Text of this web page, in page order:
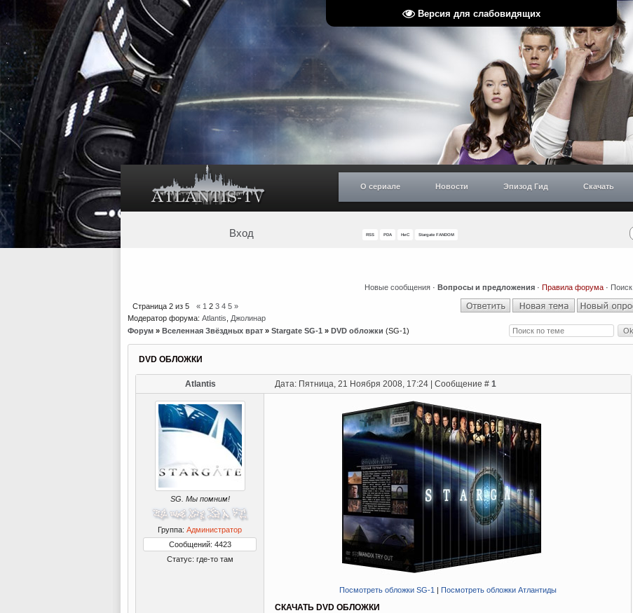
Версия для слабовидящих
О сериале Новости Эпизод Гид Скачать
Вход RSS PDA НиС Stargate FANDOM
Новые сообщения · Вопросы и предложения · Правила форума · Поиск
Страница 2 из 5 « 1 2 3 4 5 »
Модератор форума: Atlantis
Джолинар
Форум » Вселенная Звёздных врат » Stargate SG-1 » DVD обложки (SG-1)
DVD ОБЛОЖКИ
Atlantis Дата: Пятница, 21 Ноября 2008, 17:24 | Сообщение # 1
SG. Мы помним!
Группа: Администратор
Сообщений: 4423
Статус: где-то там
Посмотреть обложки SG-1 | Посмотреть обложки Атлантиды
СКАЧАТЬ DVD ОБЛОЖКИ